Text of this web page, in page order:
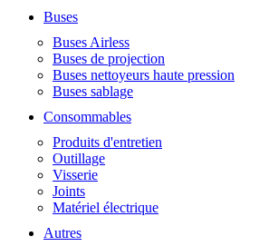
Buses
Buses Airless
Buses de projection
Buses nettoyeurs haute pression
Buses sablage
Consommables
Produits d'entretien
Outillage
Visserie
Joints
Matériel électrique
Autres